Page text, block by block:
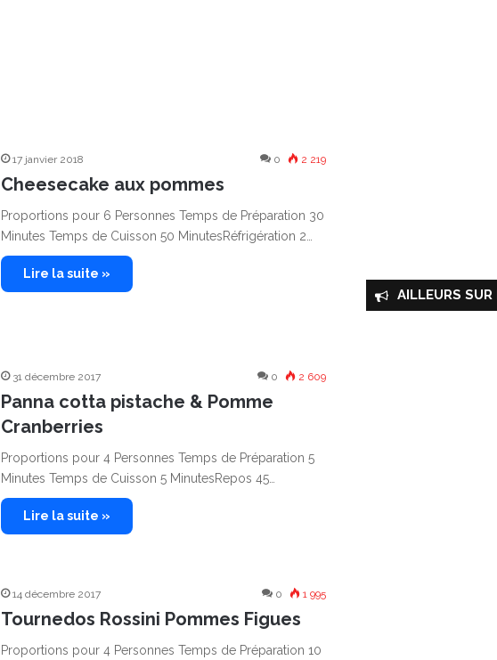
17 janvier 2018 0 2 219
Cheesecake aux pommes
Proportions pour 6 Personnes Temps de Préparation 30
Minutes Temps de Cuisson 50 MinutesRéfrigération 2…
Lire la suite »
31 décembre 2017 0 2 609
Panna cotta pistache & Pomme
Cranberries
Proportions pour 4 Personnes Temps de Préparation 5
Minutes Temps de Cuisson 5 MinutesRepos 45…
Lire la suite »
14 décembre 2017 0 1 995
Tournedos Rossini Pommes Figues
Proportions pour 4 Personnes Temps de Préparation 10
AILLEURS SUR